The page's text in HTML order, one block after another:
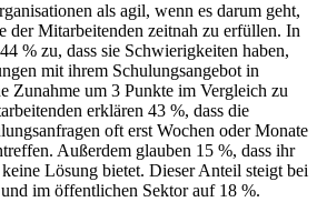
als agil, wenn es darum geht,
der Mitarbeitenden zeitnah zu erfüllen. In
% zu, dass sie Schwierigkeiten haben,
mit ihrem Schulungsangebot in
Zunahme um 3 Punkte im Vergleich zu
erklären 43 %, dass die
oft erst Wochen oder Monate
Außerdem glauben 15 %, dass ihr
Lösung bietet. Dieser Anteil steigt bei
im öffentlichen Sektor auf 18 %.